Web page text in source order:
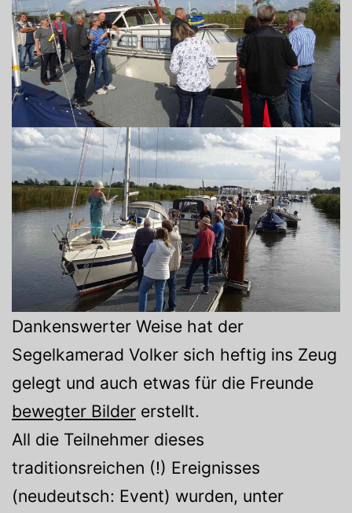
Dankenswerter Weise hat der
Segelkamerad Volker sich heftig ins Zeug
gelegt und auch etwas für die Freunde
bewegter Bilder erstellt.
All die Teilnehmer dieses
traditionsreichen (!) Ereignisses
(neudeutsch: Event) wurden, unter